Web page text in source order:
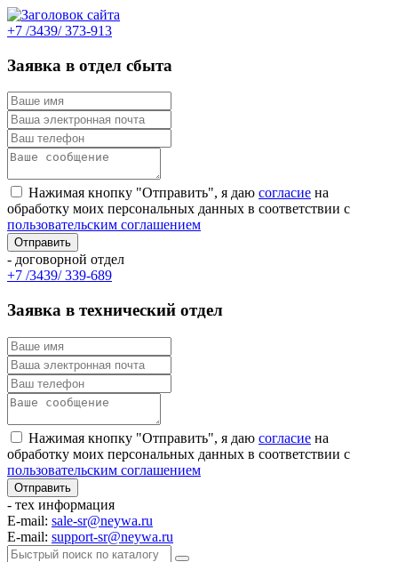
+7 /3439/ 373-913
Заявка в отдел сбыта
Нажимая кнопку "Отправить", я даю согласие на
обработку моих персональных данных в соответствии с
пользовательским соглашением
- договорной отдел
+7 /3439/ 339-689
Заявка в технический отдел
Нажимая кнопку "Отправить", я даю согласие на
обработку моих персональных данных в соответствии с
пользовательским соглашением
- тех информация
E-mail: sale-sr@neywa.ru
E-mail: support-sr@neywa.ru